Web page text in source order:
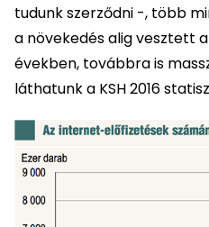
tudunk szerződni -, több
a növekedés alig vesztett
években, továbbra is
láthatunk a KSH 2016